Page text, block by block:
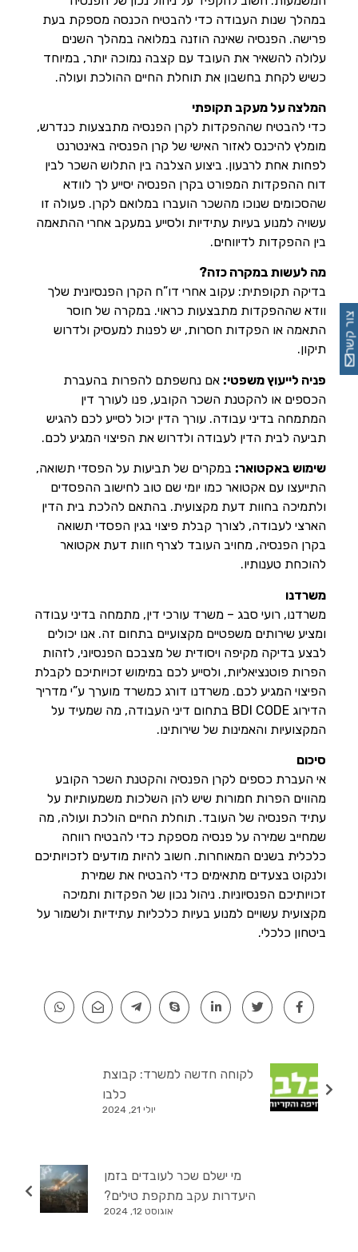
במהלך שנות העבודה כדי להבטיח הכנסה מספקת בעת
פרישה. הפנסיה שאינה הוזנה במלואה במהלך השנים
עלולה להשאיר את העובד עם קצבה נמוכה יותר, במיוחד
כשיש לקחת בחשבון את תוחלת החיים ההולכת ועולה.
המלצה על מעקב תקופתי
כדי להבטיח שההפקדות לקרן הפנסיה מתבצעות כנדרש,
מומלץ להיכנס לאזור האישי של קרן הפנסיה באינטרנט
לפחות אחת לרבעון. ביצוע הצלבה בין התלוש השכר לבין
דוח ההפקדות המפורט בקרן הפנסיה יסייע לך לוודא
שהסכומים שנוכו מהשכר הועברו במלואם לקרן. פעולה זו
עשויה למנוע בעיות עתידיות ולסייע במעקב אחרי ההתאמה
בין ההפקדות לדיווחים.
מה לעשות במקרה כזה?
בדיקה תקופתית: עקוב אחרי דו”ח הקרן הפנסיונית שלך
וודא שההפקדות מתבצעות כראוי. במקרה של חוסר
התאמה או הפקדות חסרות, יש לפנות למעסיק ולדרוש
תיקון.
פניה לייעוץ משפטי: אם נחשפתם להפרות בהעברת
הכספים או להקטנת השכר הקובע, פנו לעורך דין
המתמחה בדיני עבודה. עורך הדין יכול לסייע לכם להגיש
תביעה לבית הדין לעבודה ולדרוש את הפיצוי המגיע לכם.
שימוש באקטואר: במקרים של תביעות על הפסדי תשואה,
התייעצו עם אקטואר כמו יומי שם טוב לחישוב ההפסדים
ולתמיכה בחוות דעת מקצועית. בהתאם להלכת בית הדין
הארצי לעבודה, לצורך קבלת פיצוי בגין הפסדי תשואה
בקרן הפנסיה, מחויב העובד לצרף חוות דעת אקטואר
להוכחת טענותיו.
משרדנו
משרדנו, רועי סבג – משרד עורכי דין, מתמחה בדיני עבודה
ומציע שירותים משפטיים מקצועיים בתחום זה. אנו יכולים
לבצע בדיקה מקיפה ויסודית של מצבכם הפנסיוני, לזהות
הפרות פוטנציאליות, ולסייע לכם במימוש זכויותיכם לקבלת
הפיצוי המגיע לכם. משרדנו דורג כמשרד מוערך ע”י מדריך
הדירוג BDI CODE בתחום דיני העבודה, מה שמעיד על
המקצועיות והאמינות של שירותינו.
סיכום
אי העברת כספים לקרן הפנסיה והקטנת השכר הקובע
מהווים הפרות חמורות שיש להן השלכות משמעותיות על
עתיד הפנסיה של העובד. תוחלת החיים הולכת ועולה, מה
שמחייב שמירה על פנסיה מספקת כדי להבטיח רווחה
כלכלית בשנים המאוחרות. חשוב להיות מודעים לזכויותיכם
ולנקוט בצעדים מתאימים כדי להבטיח את שמירת
זכויותיכם הפנסיוניות. ניהול נכון של הפקדות ותמיכה
מקצועית עשויים למנוע בעיות כלכליות עתידיות ולשמור על
ביטחון כלכלי.
לקוחה חדשה למשרד: קבוצת
כלבו
יולי 21, 2024
מי ישלם שכר לעובדים בזמן
היעדרות עקב מתקפת טילים?
אוגוסט 12, 2024
צור קשר